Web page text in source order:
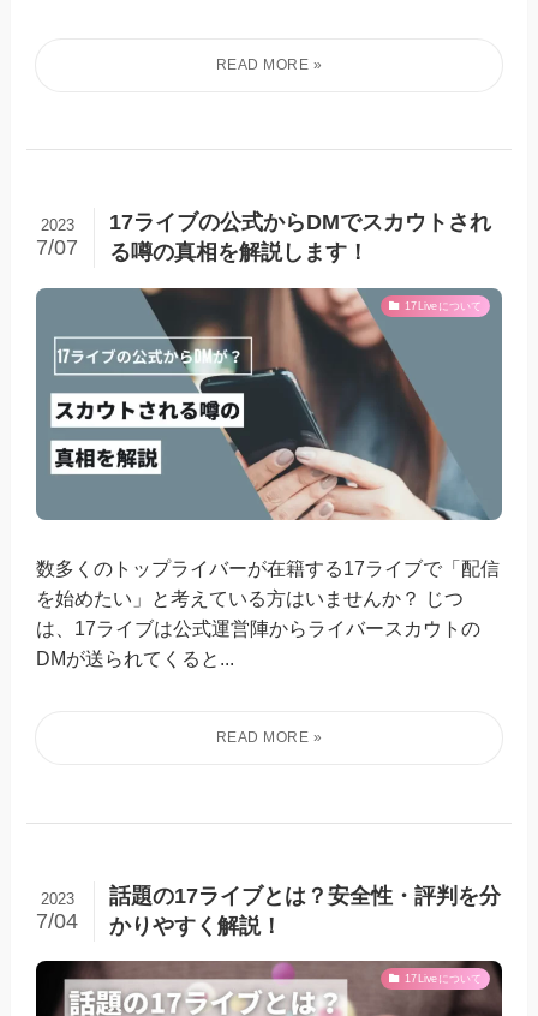
17ライブの公式からDMでスカウトされ
る噂の真相を解説します！
2023
7/07
17Liveについて
数多くのトップライバーが在籍する17ライブで「配信
を始めたい」と考えている方はいませんか？ じつ
は、17ライブは公式運営陣からライバースカウトの
DMが送られてくると...
話題の17ライブとは？安全性・評判を分
かりやすく解説！
2023
7/04
17Liveについて